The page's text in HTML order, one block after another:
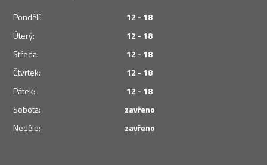
Pondělí:
12 - 18
Úterý:
12 - 18
Středa:
12 - 18
Čtvrtek:
12 - 18
Pátek:
12 - 18
Sobota:
zavřeno
Neděle:
zavřeno